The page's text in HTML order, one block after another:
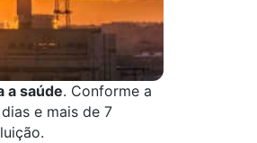
a saúde. Conforme a
e mais de 7